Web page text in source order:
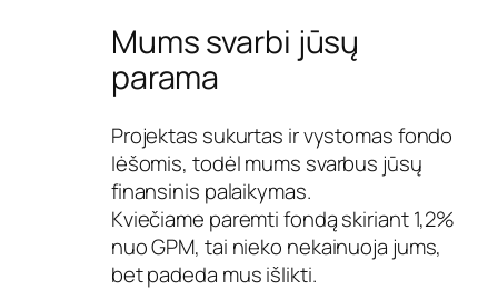
Mums svarbi jūsų
parama
Projektas sukurtas ir vystomas fondo
lėšomis, todėl mums svarbus jūsų
finansinis palaikymas.
Kviečiame paremti fondą skiriant 1,2%
nuo GPM, tai nieko nekainuoja jums,
bet padeda mus išlikti.